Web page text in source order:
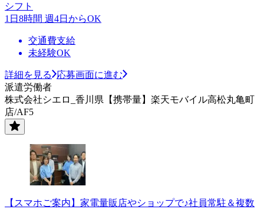
シフト
1日8時間 週4日からOK
交通費支給
未経験OK
詳細を見る
応募画面に進む
派遣労働者
株式会社シエロ_香川県【携帯量】楽天モバイル高松丸亀町
店/AF5
【スマホご案内】家電量販店やショップで♪社員常駐＆複数